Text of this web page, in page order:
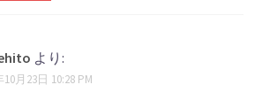
より:
10月23日 10:28 PM